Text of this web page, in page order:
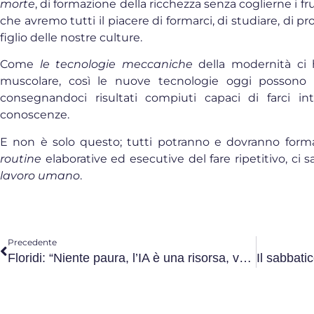
morte, di formazione della ricchezza senza coglierne i
che avremo tutti il piacere di formarci, di studiare, di
figlio delle nostre culture.
Come le tecnologie meccaniche della modernità ci
muscolare, così le nuove tecnologie oggi possono
consegnandoci risultati compiuti capaci di farci
conoscenze.
E non è solo questo; tutti potranno e dovranno
routine elaborative ed esecutive del fare ripetitivo, ci
lavoro umano.
Precedente
Floridi: “Niente paura, l’IA è una risorsa, va solo governata”